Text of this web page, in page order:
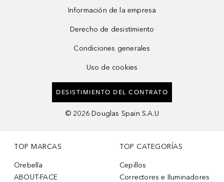
Información de la empresa
Derecho de desistimiento
Condiciones generales
Uso de cookies
DESISTIMIENTO DEL CONTRATO
© 2026 Douglas Spain S.A.U
TOP MARCAS
Orebella
ABOUT-FACE
TOP CATEGORÍAS
Cepillos
Correctores e Iluminadores